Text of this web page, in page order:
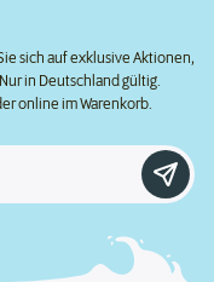
sich auf exklusive Aktionen,
in Deutschland gültig.
online im Warenkorb.